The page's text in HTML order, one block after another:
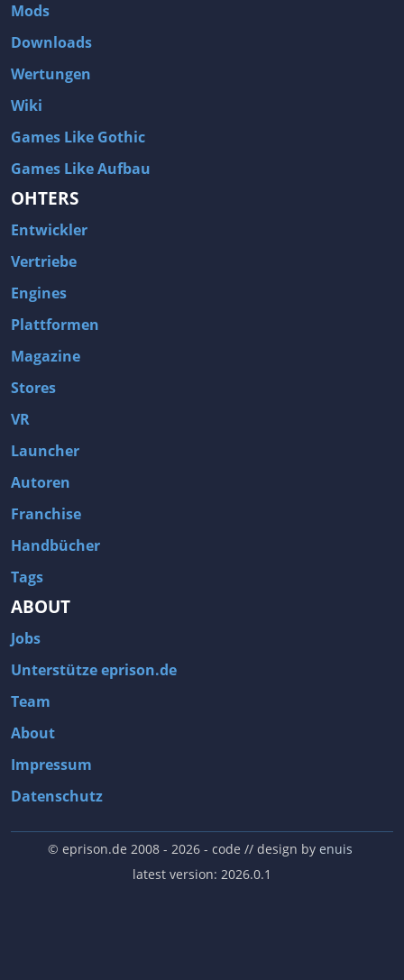
Mods
Downloads
Wertungen
Wiki
Games Like Gothic
Games Like Aufbau
OHTERS
Entwickler
Vertriebe
Engines
Plattformen
Magazine
Stores
VR
Launcher
Autoren
Franchise
Handbücher
Tags
ABOUT
Jobs
Unterstütze eprison.de
Team
About
Impressum
Datenschutz
© eprison.de 2008 - 2026- code // design by enuis
latest version: 2026.0.1